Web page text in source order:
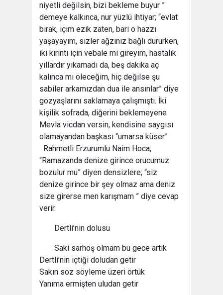
niyetli değilsin, bizi bekleme buyur ”
demeye kalkınca, nur yüzlü ihtiyar; “evlat
bırak, içim ezik zaten, bari o hazzı
yaşayayım, sizler ağzınız bağlı dururken,
iki kırıntı için vebale mi gireyim, hastalık
yıllardır yıkamadı da, beş dakika aç
kalınca mı öleceğim, hiç değilse şu
sabiler arkamızdan dua ile ansınlar” diye
gözyaşlarını saklamaya çalışmıştı. İki
kişilik sofrada, diğerini beklemeyene
Mevla vicdan versin, kendisine saygısı
olamayandan başkası “umarsa küser”
Rahmetli Erzurumlu Naim Hoca,
“Ramazanda denize girince orucumuz
bozulur mu” diyen densizlere; “siz
denize girince bir şey olmaz ama deniz
size girerse men karışmam ” diye cevap
verir.
Dertli’nin dolusu
Saki sarhoş olmam bu gece artık
Dertli’nin içtiği doludan getir
Sakın söz söyleme üzeri örtük
Yanıma ermişten uludan getir